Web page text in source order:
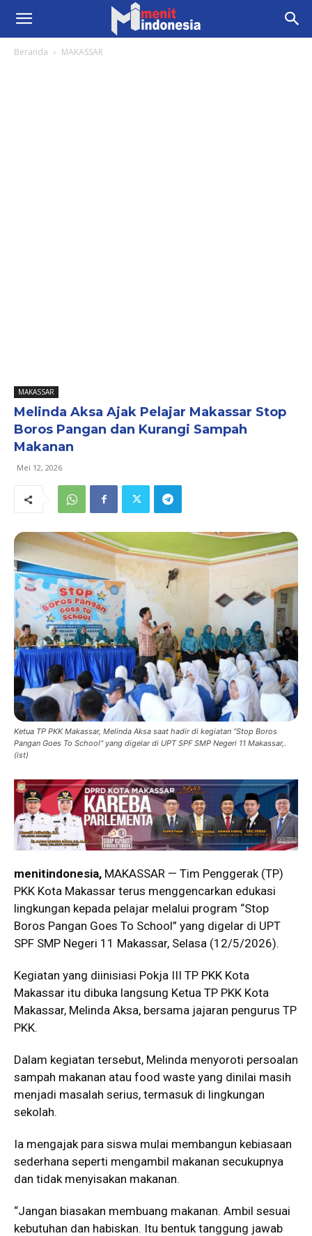
Beranda MAKASSAR
MAKASSAR
Melinda Aksa Ajak Pelajar Makassar Stop
Boros Pangan dan Kurangi Sampah
Makanan
Mei 12, 2026
Ketua TP PKK Makassar, Melinda Aksa saat hadir di kegiatan “Stop Boros
Pangan Goes To School” yang digelar di UPT SPF SMP Negeri 11 Makassar,.
(ist)
menitindonesia, MAKASSAR — Tim Penggerak (TP)
PKK Kota Makassar terus menggencarkan edukasi
lingkungan kepada pelajar melalui program “Stop
Boros Pangan Goes To School” yang digelar di UPT
SPF SMP Negeri 11 Makassar, Selasa (12/5/2026).
Kegiatan yang diinisiasi Pokja III TP PKK Kota
Makassar itu dibuka langsung Ketua TP PKK Kota
Makassar, Melinda Aksa, bersama jajaran pengurus TP
PKK.
Dalam kegiatan tersebut, Melinda menyoroti persoalan
sampah makanan atau food waste yang dinilai masih
menjadi masalah serius, termasuk di lingkungan
sekolah.
Ia mengajak para siswa mulai membangun kebiasaan
sederhana seperti mengambil makanan secukupnya
dan tidak menyisakan makanan.
“Jangan biasakan membuang makanan. Ambil sesuai
kebutuhan dan habiskan. Itu bentuk tanggung jawab